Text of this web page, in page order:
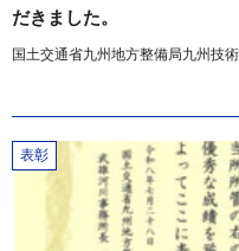
だきました。
表彰